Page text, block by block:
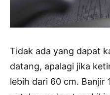
Tidak ada yang dapat
datang, apalagi jika
lebih dari 60 cm. Banjir